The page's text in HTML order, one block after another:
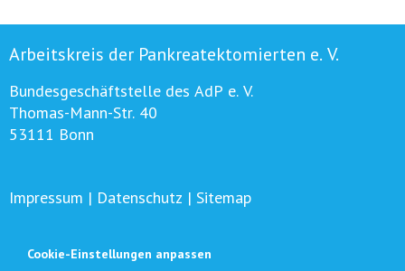
Arbeitskreis der Pankreatektomierten e. V.
Bundesgeschäftstelle des AdP e. V.
Thomas-Mann-Str. 40
53111 Bonn
Impressum | Datenschutz | Sitemap
Cookie-Einstellungen anpassen